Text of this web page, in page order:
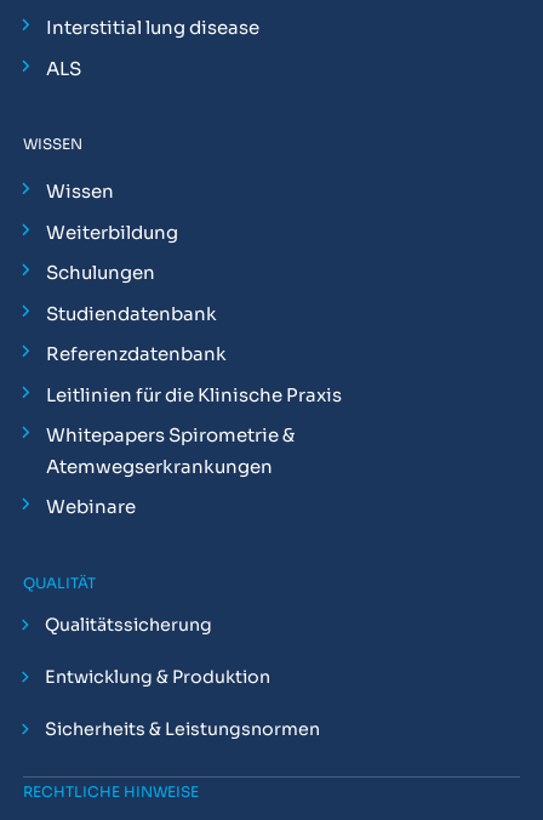
Interstitial lung disease
ALS
WISSEN
Wissen
Weiterbildung
Schulungen
Studiendatenbank
Referenzdatenbank
Leitlinien für die Klinische Praxis
Whitepapers Spirometrie &
Atemwegserkrankungen
Webinare
QUALITÄT
Qualitätssicherung
Entwicklung & Produktion
Sicherheits & Leistungsnormen
RECHTLICHE HINWEISE